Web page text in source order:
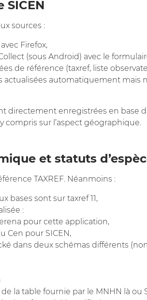
SICEN
sources :
Firefox,
(sous Android) avec le
de référence (taxref, liste
automatiquement mais
directement enregistrées en
compris sur l’aspect géographique.
et statuts
TAXREF. Néanmoins :
bases sont sur taxref 11,
:
pour cette application,
Cen pour SICEN,
dans deux schémas différents
la table fournie par le MNHN là ou